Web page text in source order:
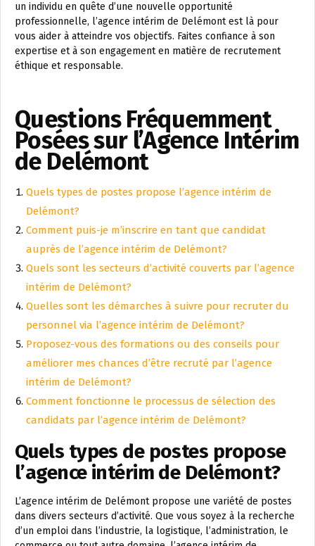
un individu en quête d’une nouvelle opportunité
professionnelle, l’agence intérim de Delémont est là pour
vous aider à atteindre vos objectifs. Faites confiance à son
expertise et à son engagement en matière de recrutement
éthique et responsable.
Questions Fréquemment
Posées sur l’Agence Intérim
de Delémont
Quels types de postes propose l’agence intérim de
Delémont?
Comment puis-je m’inscrire en tant que candidat
auprès de l’agence intérim de Delémont?
Quels sont les secteurs d’activité couverts par l’agence
intérim de Delémont?
Quelles sont les démarches à suivre pour recruter du
personnel via l’agence intérim de Delémont?
Proposez-vous des formations ou des conseils pour
améliorer mes chances d’être recruté par l’agence
intérim de Delémont?
Comment fonctionne le processus de sélection des
candidats par l’agence intérim de Delémont?
Quels types de postes propose
l’agence intérim de Delémont?
L’agence intérim de Delémont propose une variété de postes
dans divers secteurs d’activité. Que vous soyez à la recherche
d’un emploi dans l’industrie, la logistique, l’administration, le